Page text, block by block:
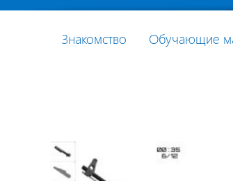
Знакомство Обучающие